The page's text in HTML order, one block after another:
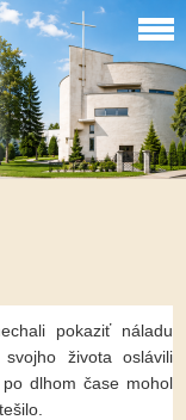
pokaziť náladu
života oslávili
dlhom čase mohol